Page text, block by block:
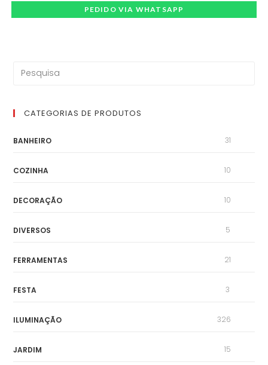
PEDIDO VIA WHATSAPP
CATEGORIAS DE PRODUTOS
BANHEIRO 31
COZINHA 10
DECORAÇÃO 10
DIVERSOS 5
FERRAMENTAS 21
FESTA 3
ILUMINAÇÃO 326
JARDIM 15